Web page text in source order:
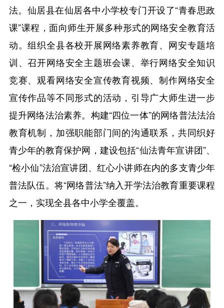
法。仙居县在仙居各中小学校专门开设了“青春思政
课”课程，面向师生开展多种形式的网络安全教育活
动。组织全县各校开展网络素养教育、网安专题培
训、召开网络安全主题班会课、举行网络安全知识
竞赛、观看网络安全宣传教育视频、制作网络安全
宣传作品等不同形式的活动，引导广大师生进一步
提升网络法治素养。构建“四位一体”的网络普法法治
教育机制，加强职能部门间的沟通联系，共同织好
青少年的教育保护网，建设包括“仙法青年宣讲团”、
“检小仙”法治宣讲团、红心小讲师在内的多支青少年
普法队伍。将“网络普法”纳入开学法治教育重要课程
之一，实现全县各中小学全覆盖。